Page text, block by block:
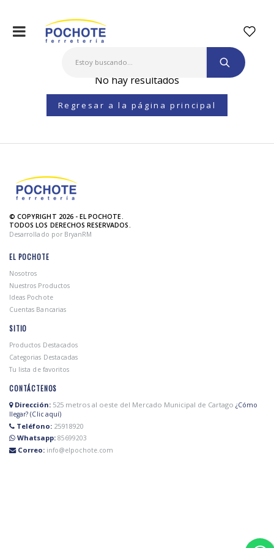
No hay resultados
Regresar a la página principal
© COPYRIGHT 2026 - EL POCHOTE.
TODOS LOS DERECHOS RESERVADOS.
Desarrollado por BryanRM
EL POCHOTE
Nosotros
Nuestros Productos
Ideas Pochote
Cuentas Bancarias
SITIO
Productos Destacados
Categorias Destacadas
Tu lista de favoritos
CONTÁCTENOS
Dirección: 525 metros al oeste del Mercado Municipal de Cartago ¿Cómo
llegar? (Clic aquí)
Teléfono: 25918920
Whatsapp: 85699203
Correo: info@elpochote.com